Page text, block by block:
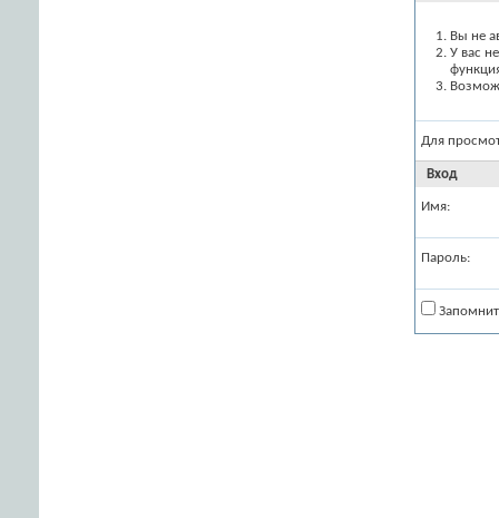
Вы не
У вас
Для
Вход
Имя:
Пароль: